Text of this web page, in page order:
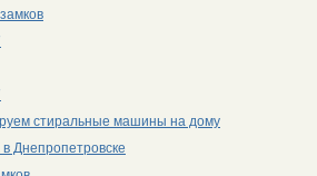
стиральные машины на дому
Днепропетровске